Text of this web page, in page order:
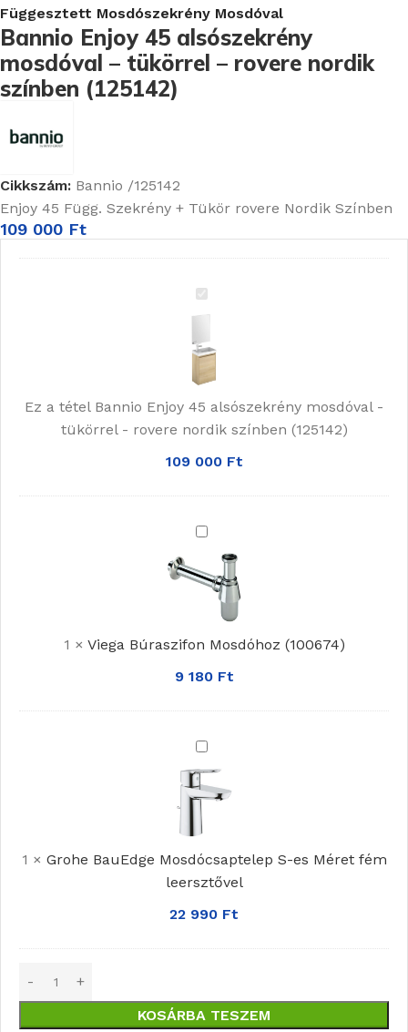
Függesztett Mosdószekrény Mosdóval
Bannio Enjoy 45 alsószekrény
mosdóval – tükörrel – rovere nordik
színben (125142)
Cikkszám: Bannio /125142
Enjoy 45 Függ. Szekrény + Tükör rovere Nordik Színben
109 000 Ft
Bannio
Enjoy
alsószekrény
mosdóval
-
tükörrel
nordik
(125142)
Ez a tétel Bannio Enjoy 45 alsószekrény mosdóval -
tükörrel - rovere nordik színben (125142)
109 000 Ft
Viega
Búraszifon
Mosdóhoz
(100674)
1 × Viega Búraszifon Mosdóhoz (100674)
9 180 Ft
Grohe
BauEdge
Mosdócsaptelep
S-
es
Méret
fém
1 × Grohe BauEdge Mosdócsaptelep S-es Méret fém
leersztővel
22 990 Ft
KOSÁRBA TESZEM